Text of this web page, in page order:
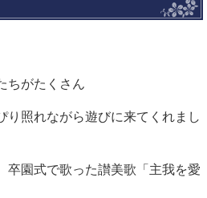
ちがたくさん
り照れながら遊びに来てくれまし
卒園式で歌った讃美歌「主我を愛